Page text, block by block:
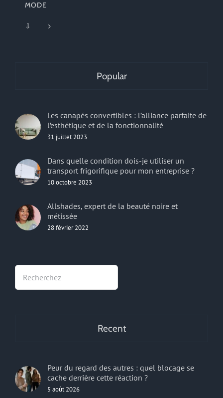
MODE
⇩
Popular
Les canapés convertibles : l’alliance parfaite de
l’esthétique et de la fonctionnalité
31 juillet 2023
Dans quelle condition dois-je utiliser un
transport frigorifique pour mon entreprise ?
10 octobre 2023
Allshades, expert de la beauté noire et
métissée
28 février 2022
Recent
Peur du regard des autres : quel blocage se
cache derrière cette réaction ?
5 août 2026